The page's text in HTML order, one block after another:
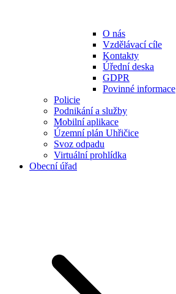
O nás
Vzdělávací cíle
Kontakty
Úřední deska
GDPR
Povinné informace
Policie
Podnikání a služby
Mobilní aplikace
Územní plán Uhřičice
Svoz odpadu
Virtuální prohlídka
Obecní úřad